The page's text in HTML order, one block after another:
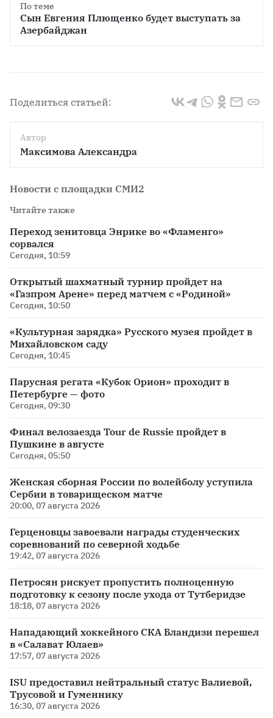
По теме
Сын Евгения Плющенко будет выступать за
Азербайджан
Поделиться статьей:
Автор
Максимова Александра
Новости с площадки СМИ2
Читайте также
Переход зенитовца Энрике во «Фламенго»
сорвался
Сегодня, 10:59
Открытый шахматный турнир пройдет на
«Газпром Арене» перед матчем с «Родиной»
Сегодня, 10:50
«Культурная зарядка» Русского музея пройдет в
Михайловском саду
Сегодня, 10:45
Парусная регата «Кубок Орион» проходит в
Петербурге — фото
Сегодня, 09:30
Финал велозаезда Tour de Russie пройдет в
Пушкине в августе
Сегодня, 05:50
Женская сборная России по волейболу уступила
Сербии в товарищеском матче
20:00, 07 августа 2026
Герценовцы завоевали награды студенческих
соревнований по северной ходьбе
19:42, 07 августа 2026
Петросян рискует пропустить полноценную
подготовку к сезону после ухода от Тутберидзе
18:18, 07 августа 2026
Нападающий хоккейного СКА Бландизи перешел
в «Салават Юлаев»
17:57, 07 августа 2026
ISU предоставил нейтральный статус Валиевой,
Трусовой и Гуменнику
16:30, 07 августа 2026